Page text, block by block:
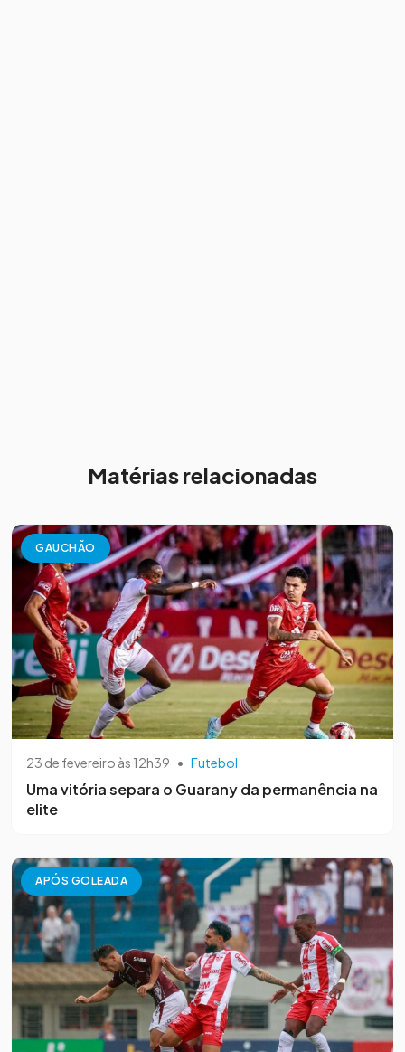
Matérias relacionadas
GAUCHÃO
23 de fevereiro às 12h39 • Futebol
Uma vitória separa o Guarany da permanência na
elite
APÓS GOLEADA